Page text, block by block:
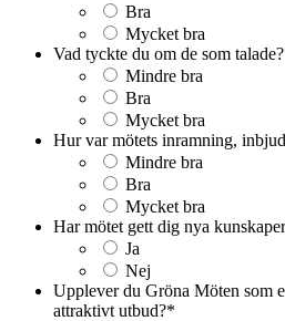
Bra
Mycket bra
Vad tyckte du om de som talade?
Mindre bra
Bra
Mycket bra
Hur var mötets inramning,
Mindre bra
Bra
Mycket bra
Har mötet gett dig nya
Ja
Nej
Upplever du Gröna Möten som
attraktivt utbud?*